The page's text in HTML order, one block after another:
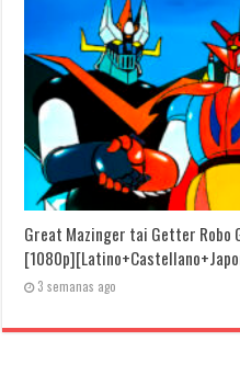
Great Mazinger tai Getter Robo
3 semanas ago